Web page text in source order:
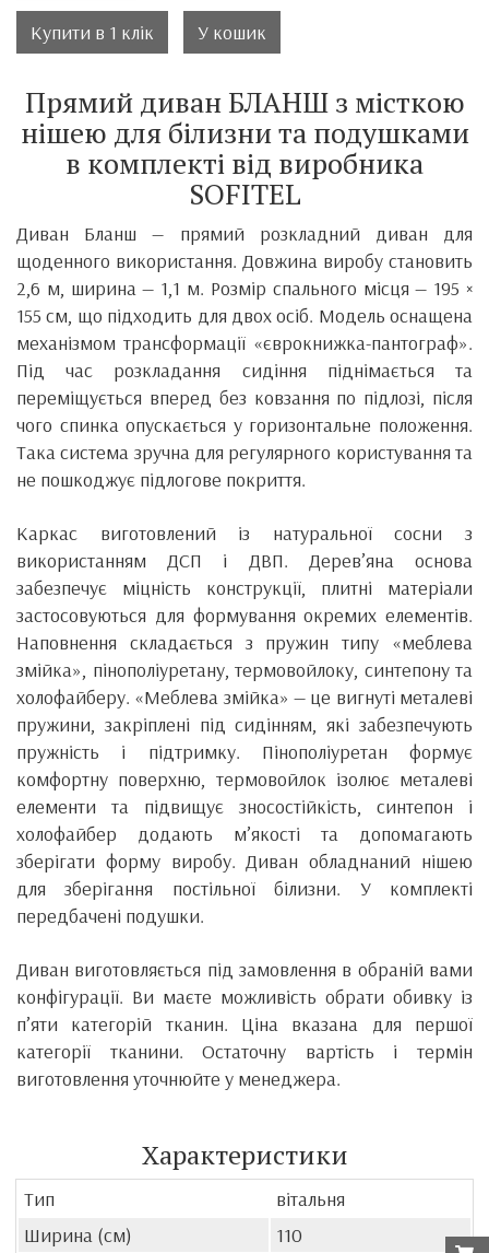
Купити в 1 клік У кошик
Прямий диван БЛАНШ з місткою
нішею для білизни та подушками
в комплекті від виробника
SOFITEL
Диван Бланш — прямий розкладний диван для
щоденного використання. Довжина виробу становить
2,6 м, ширина — 1,1 м. Розмір спального місця — 195 ×
155 см, що підходить для двох осіб. Модель оснащена
механізмом трансформації «єврокнижка-пантограф».
Під час розкладання сидіння піднімається та
переміщується вперед без ковзання по підлозі, після
чого спинка опускається у горизонтальне положення.
Така система зручна для регулярного користування та
не пошкоджує підлогове покриття.
Каркас виготовлений із натуральної сосни з
використанням ДСП і ДВП. Дерев’яна основа
забезпечує міцність конструкції, плитні матеріали
застосовуються для формування окремих елементів.
Наповнення складається з пружин типу «меблева
змійка», пінополіуретану, термовойлоку, синтепону та
холофайберу. «Меблева змійка» — це вигнуті металеві
пружини, закріплені під сидінням, які забезпечують
пружність і підтримку. Пінополіуретан формує
комфортну поверхню, термовойлок ізолює металеві
елементи та підвищує зносостійкість, синтепон і
холофайбер додають м’якості та допомагають
зберігати форму виробу. Диван обладнаний нішею
для зберігання постільної білизни. У комплекті
передбачені подушки.
Диван виготовляється під замовлення в обраній вами
конфігурації. Ви маєте можливість обрати обивку із
п’яти категорій тканин. Ціна вказана для першої
категорії тканини. Остаточну вартість і термін
виготовлення уточнюйте у менеджера.
Характеристики
Тип
вітальня
Ширина (см)
110